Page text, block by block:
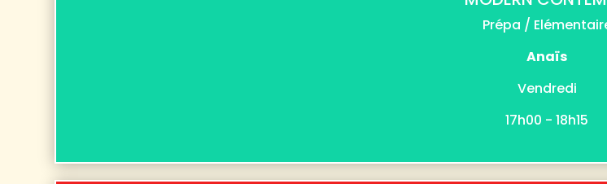
Prépa /
Anaïs
Vendredi
17h00 - 18h15